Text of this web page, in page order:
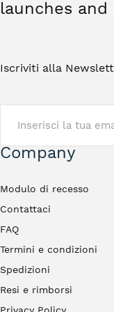
launches
Iscriviti alla
EMAIL
Company
Modulo di recesso
Contattaci
FAQ
Termini e condizioni
Spedizioni
Resi e rimborsi